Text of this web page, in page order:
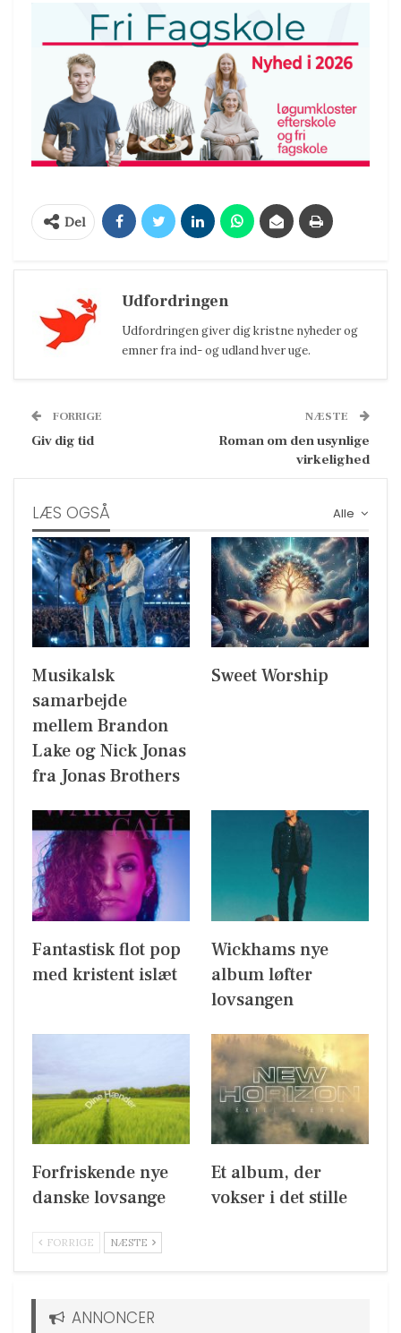
Del
Udfordringen
Udfordringen giver dig kristne nyheder og
emner fra ind- og udland hver uge.
FORRIGE
Giv dig tid
NÆSTE
Roman om den usynlige
virkelighed
Alle
LÆS OGSÅ
Musikalsk
samarbejde
mellem Brandon
Lake og Nick Jonas
fra Jonas Brothers
Sweet Worship
Fantastisk flot pop
med kristent islæt
Wickhams nye
album løfter
lovsangen
Forfriskende nye
danske lovsange
Et album, der
vokser i det stille
FORRIGE NÆSTE
ANNONCER